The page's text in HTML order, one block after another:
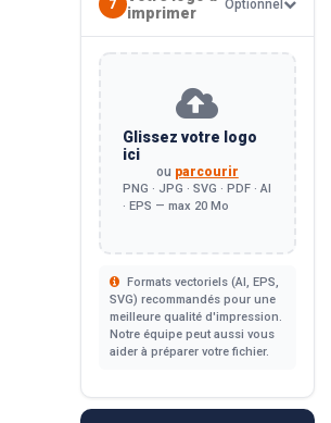
7
imprimer
Optionnel
Glissez votre logo
ici
ou parcourir
PNG · JPG · SVG · PDF · AI
· EPS — max 20 Mo
Formats vectoriels (AI, EPS,
SVG) recommandés pour une
meilleure qualité d'impression.
Notre équipe peut aussi vous
aider à préparer votre fichier.